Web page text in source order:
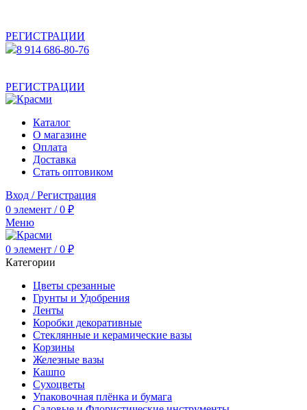
РЕГИСТРАЦИИ
8 914 686-80-76
РЕГИСТРАЦИИ
Каталог
О магазине
Оплата
Доставка
Стать оптовиком
Вход / Регистрация
0 элемент / 0 ₽
Меню
0 элемент / 0 ₽
Категории
Цветы срезанные
Грунты и Удобрения
Ленты
Коробки декоративные
Стеклянные и керамические вазы
Корзины
Железные вазы
Кашпо
Сухоцветы
Упаковочная плёнка и бумага